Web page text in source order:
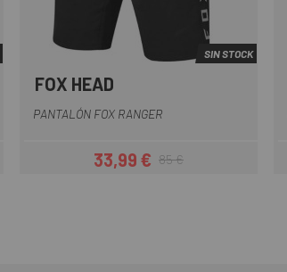
SIN STOCK
FOX HEAD
PANTALÓN FOX RANGER
Precio
33,99 €Precio regular
85 €